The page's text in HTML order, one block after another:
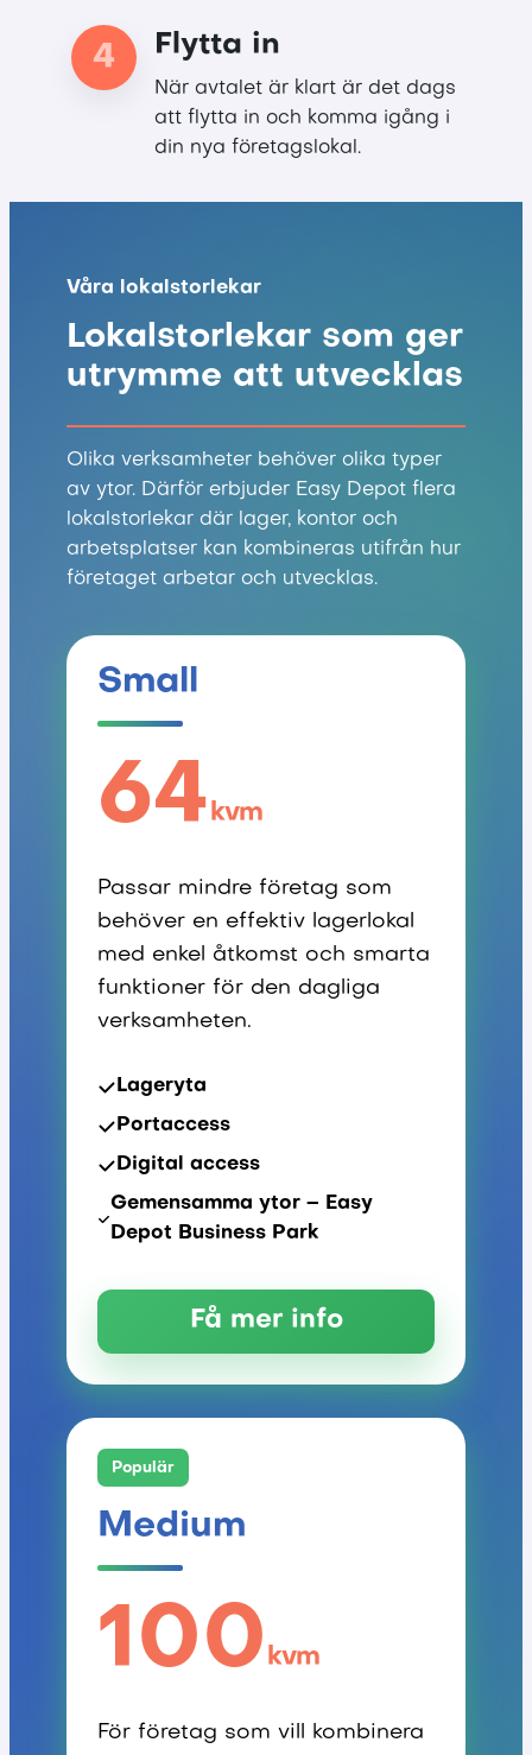
4 Flytta in
När avtalet är klart är det dags
att flytta in och komma igång i
din nya företagslokal.
Våra lokalstorlekar
Lokalstorlekar som ger
utrymme att utvecklas
Olika verksamheter behöver olika typer
av ytor. Därför erbjuder Easy Depot flera
lokalstorlekar där lager, kontor och
arbetsplatser kan kombineras utifrån hur
företaget arbetar och utvecklas.
Small
64kvm
Passar mindre företag som
behöver en effektiv lagerlokal
med enkel åtkomst och smarta
funktioner för den dagliga
verksamheten.
Lageryta
Portaccess
Digital access
Gemensamma ytor – Easy
Depot Business Park
Få mer info
Populär
Medium
100 kvm
För företag som vill kombinera